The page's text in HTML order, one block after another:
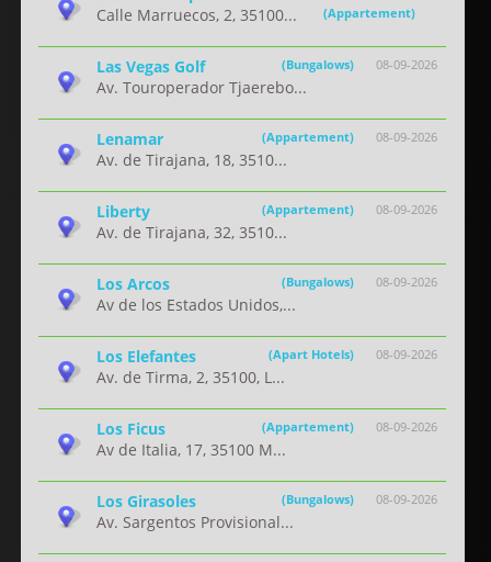
(Appartement)
Calle Marruecos, 2, 35100...
08-09-2026
Las Vegas Golf (Bungalows)
Av. Touroperador Tjaerebo...
08-09-2026
Lenamar (Appartement)
Av. de Tirajana, 18, 3510...
08-09-2026
Liberty (Appartement)
Av. de Tirajana, 32, 3510...
08-09-2026
Los Arcos (Bungalows)
Av de los Estados Unidos,...
08-09-2026
Los Elefantes (Apart Hotels)
Av. de Tirma, 2, 35100, L...
08-09-2026
Los Ficus (Appartement)
Av de Italia, 17, 35100 M...
08-09-2026
Los Girasoles (Bungalows)
Av. Sargentos Provisional...